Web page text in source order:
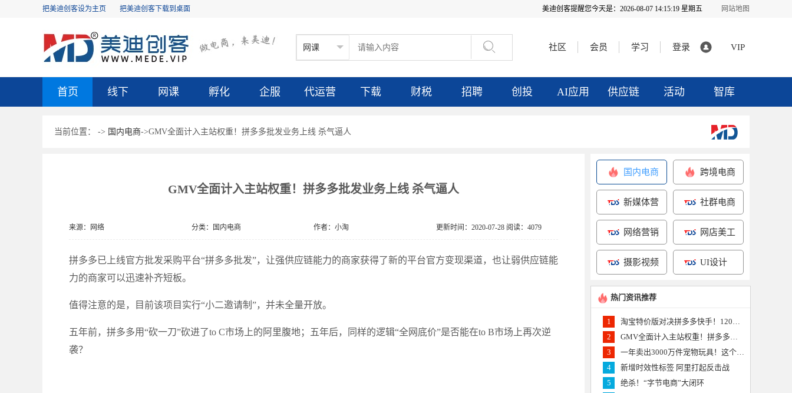
把美迪创客设为主页 把美迪创客下载到桌面 美迪创客提醒您今天是： 2026-08-07 14:15:20 星期五 网站地图
 社区 会员 学习 登录 VIP
首页 线下 网课 孵化 企服 代运营 下载 财税 招聘 创投 AI应用 供应链 活动 智库
当前位置： -> 国内电商->GMV全面计入主站权重！拼多多批发业务上线 杀气逼人
GMV全面计入主站权重！拼多多批发业务上线 杀气逼人
来源：网络 分类：国内电商 作者：小淘 更新时间：2020-07-28 阅读：4079
拼多多已上线官方批发采购平台“拼多多批发”，让强供应链能力的商家获得了新的平台官方变现渠道，也让弱供应链能
力的商家可以迅速补齐短板。
值得注意的是，目前该项目实行“小二邀请制”，并未全量开放。
五年前，拼多多用“砍一刀”砍进了to C市场上的阿里腹地；五年后，同样的逻辑“全网底价”是否能在to B市场上再次逆
袭？
国内电商 跨境电商
新媒体营 社群电商
网络营销 网店美工
摄影视频 UI设计
热门资讯推荐
1
淘宝特价版对决拼多多快手！120万产业带商家杀入短视频
2
GMV全面计入主站权重！拼多多批发业务上线 杀气逼人
3
一年卖出3000万件宠物玩具！这个亚马逊供应商要上创业板
4
新增时效性标签 阿里打起反击战
5
绝杀！“字节电商”大闭环